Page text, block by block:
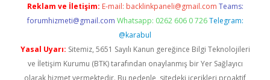
Reklam ve İletişim: E-mail: backlinkpaneli@gmail.com Teams:
forumhizmeti@gmail.com Whatsapp: 0262 606 0 726 Telegram:
@karabul
Yasal Uyarı: Sitemiz, 5651 Sayılı Kanun gereğince Bilgi Teknolojileri
ve İletişim Kurumu (BTK) tarafından onaylanmış bir Yer Sağlayıcı
olarak hizmet vermektedir. Bu nedenle, sitedeki içerikleri proaktif